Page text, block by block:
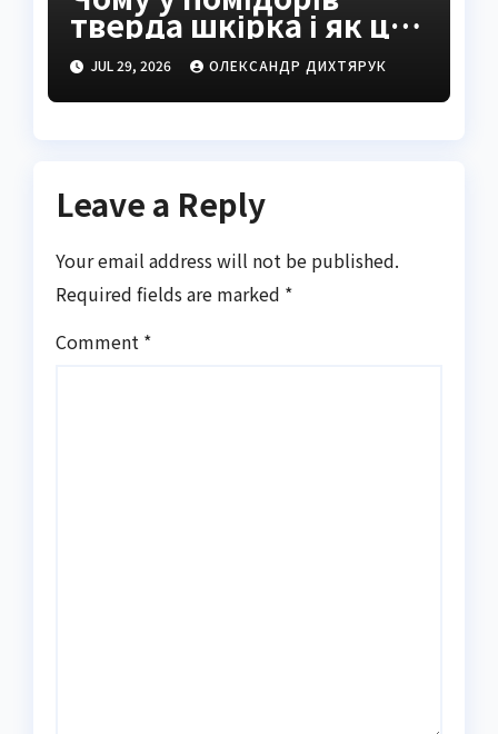
тверда шкірка і як це
виправити
JUL 29, 2026 ОЛЕКСАНДР ДИХТЯРУК
Leave a Reply
Your email address will not be published.
Required fields are marked *
Comment *